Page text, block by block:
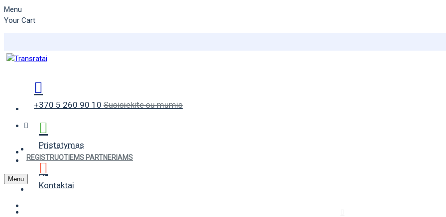
Menu
Your Cart
+370 5 260 90 10 Susisiekite su mumis
Pristatymas
Kontaktai
VASARINĖS PADANGOS
ŽIEMINĖS PADANGOS
REGISTRUOTIEMS PARTNERIAMS
Menu